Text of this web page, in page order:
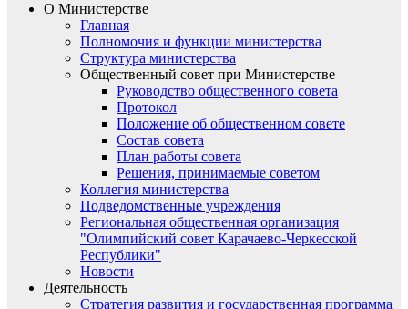
О Министерстве
Главная
Полномочия и функции министерства
Структура министерства
Общественный совет при Министерстве
Руководство общественного совета
Протокол
Положение об общественном совете
Состав совета
План работы совета
Решения, принимаемые советом
Коллегия министерства
Подведомственные учреждения
Региональная общественная организация
"Олимпийский совет Карачаево-Черкесской
Республики"
Новости
Деятельность
Стратегия развития и государственная программа